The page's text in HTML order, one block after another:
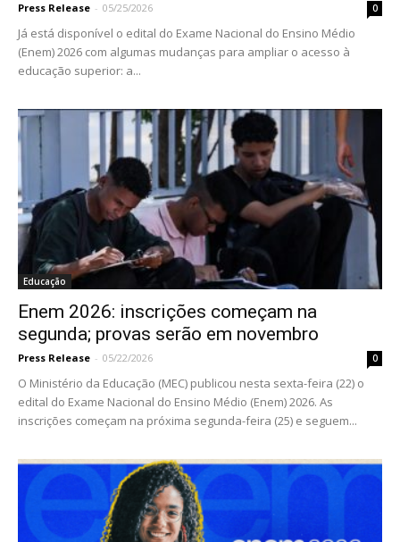
Press Release - 05/25/2026 0
Já está disponível o edital do Exame Nacional do Ensino Médio
(Enem) 2026 com algumas mudanças para ampliar o acesso à
educação superior: a...
Educação
Enem 2026: inscrições começam na
segunda; provas serão em novembro
Press Release - 05/22/2026 0
O Ministério da Educação (MEC) publicou nesta sexta-feira (22) o
edital do Exame Nacional do Ensino Médio (Enem) 2026. As
inscrições começam na próxima segunda-feira (25) e seguem...